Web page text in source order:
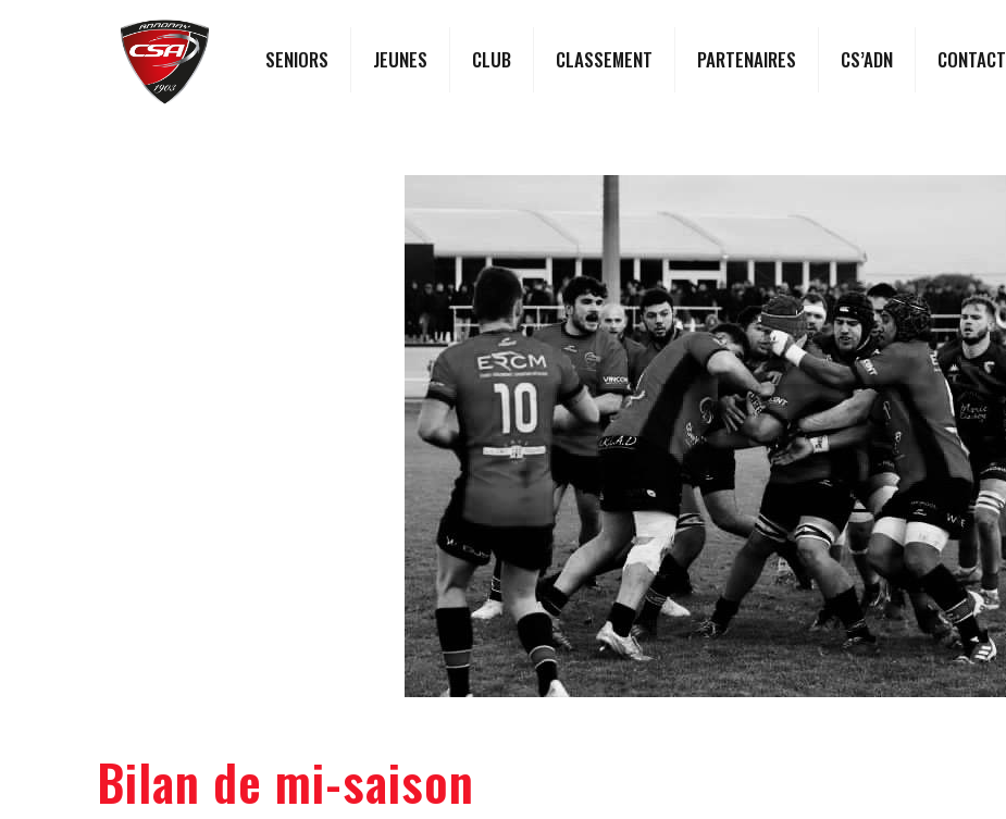
SENIORS JEUNES CLUB CLASSEMENT PARTENAIRES CS’ADN CONTACT
Bilan de mi-saison